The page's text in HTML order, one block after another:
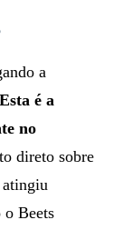
a
Esta é a
no
direto sobre
Beets